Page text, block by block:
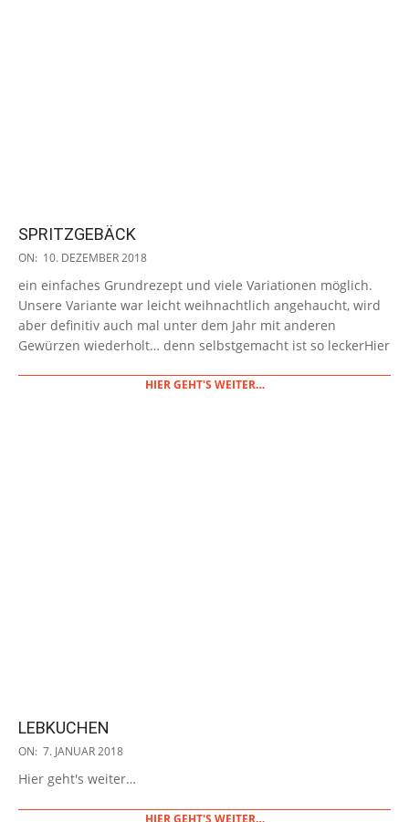
SPRITZGEBÄCK
2018-
10
ON: 10. DEZEMBER 2018
ein einfaches Grundrezept und viele Variationen möglich.
Unsere Variante war leicht weihnachtlich angehaucht, wird
aber definitiv auch mal unter dem Jahr mit anderen
Gewürzen wiederholt… denn selbstgemacht ist so leckerHier
HIER GEHT'S WEITER…
LEBKUCHEN
2018-
07
ON: 7. JANUAR 2018
Hier geht's weiter…
HIER GEHT'S WEITER…